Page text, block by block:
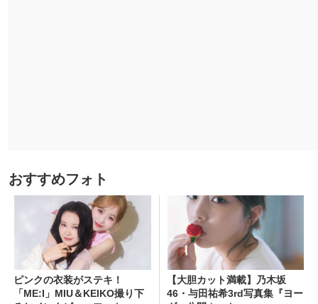
おすすめフォト
ピンクの衣装がステキ！
「ME:I」MIU＆KEIKO撮り下
【大胆カット満載】乃木坂
46・与田祐希3rd写真集『ヨー